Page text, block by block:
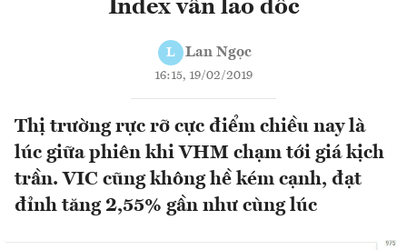
Index vẫn lao dốc
L Lan Ngọc
16:15, 19/02/2019
Thị trường rực rỡ cực điểm chiều nay là
lúc giữa phiên khi VHM chạm tới giá kịch
trần. VIC cũng không hề kém cạnh, đạt
đỉnh tăng 2,55% gần như cùng lúc